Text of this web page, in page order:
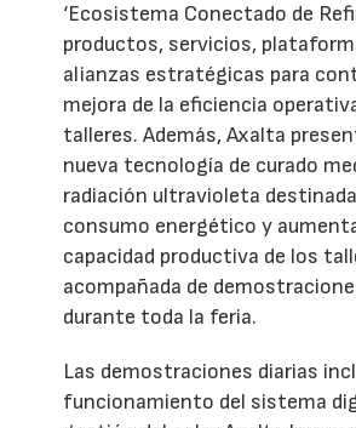
‘Ecosistema Conectado de
productos, servicios,
alianzas estratégicas para
mejora de la eficiencia
talleres. Además, Axalta
nueva tecnología de curado
radiación ultravioleta
consumo energético y
capacidad productiva de los
acompañada de
durante toda la feria.
Las demostraciones diarias
funcionamiento del sistema